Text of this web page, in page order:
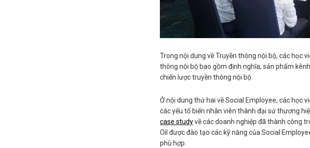
Trong nội dung về Truyền thông nội bộ, các học
thông nội bộ bao gồm định nghĩa, sản phẩm
chiến lược truyền thông nội bộ.
Ở nội dung thứ hai về Social Employee, các học
các yếu tố biến nhân viên thành đại sứ thương
case studyvề các doanh nghiệp đã thành công
Oil được đào tạo các kỹ năng của Social
phù hợp.